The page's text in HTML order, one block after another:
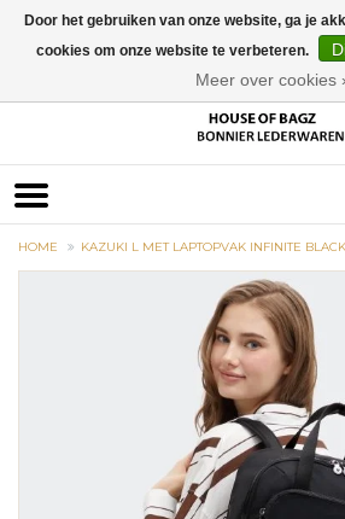
HOME KAZUKI L MET LAPTOPVAK INFINITE BLACK
Door het gebruiken van onze website, ga je
cookies om onze website te verbeteren.
Meer over cookies